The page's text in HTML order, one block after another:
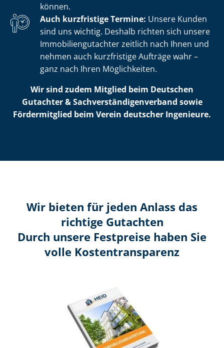
können.
Auch kurzfristige Termine: Unsere Kunden
sind uns wichtig. Deshalb richten sich unsere
Im­mo­bi­li­en­gut­ach­ter zeitlich nach Ihnen und
nehmen auch kurzfristige Aufträge wahr –
ganz nach Ihren Möglichkeiten.
Wir sind zudem Mitglied beim Deutschen
Gutachter & Sach­ver­stän­di­gen­ver­band sowie
Fördermitglied beim Verein deutscher Ingenieure.
Wir bieten für jeden Anlass das
richtige Gutachten
Durch unsere Festpreise haben Sie
volle Kosten­transparenz